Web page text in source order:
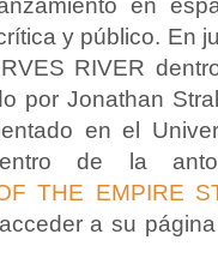
en
y público. En
RIVER
por Jonathan
en el
de la
THE EMPIRE
a su